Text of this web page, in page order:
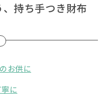
持ち手つき財布
お供に
に